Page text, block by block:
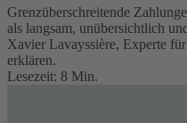
Grenzüberschreitende
als langsam, unübersichtlich
Xavier Lavayssière, Experte
erklären.
Lesezeit: 8 Min.